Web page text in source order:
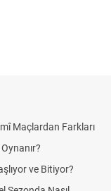
Maçlardan Farkları
ve Bitiyor?